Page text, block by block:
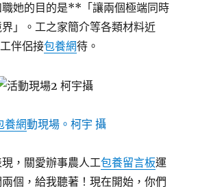
職她的目的是**「讓兩個極端同時
」。工之家簡介等各類材料近
伴侶接包養網待。
養網動現場。柯宇 攝
，關愛辦事農人工包養留言板運
個，給我聽著！現在開始，你們